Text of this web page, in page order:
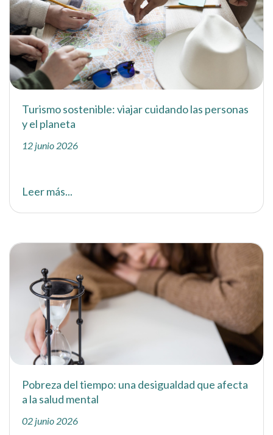
Turismo sostenible: viajar cuidando las personas
y el planeta
12 junio 2026
Leer más...
Pobreza del tiempo: una desigualdad que afecta
a la salud mental
02 junio 2026